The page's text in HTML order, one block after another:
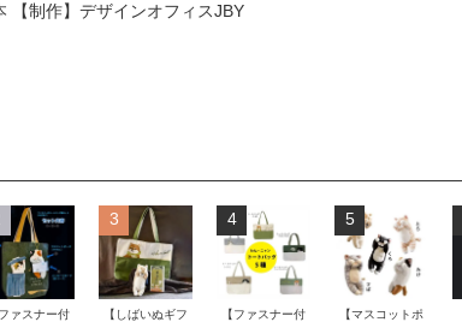
【制作】デザインオフィスJBY
ファスナー付
3
【しばいぬギフ
4
【ファスナー付
5
【マスコットポ